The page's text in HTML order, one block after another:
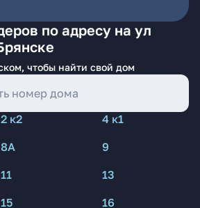
по адресу на ул
чтобы найти свой дом
2 к2
4 к1
8А
9
11
13
15
16